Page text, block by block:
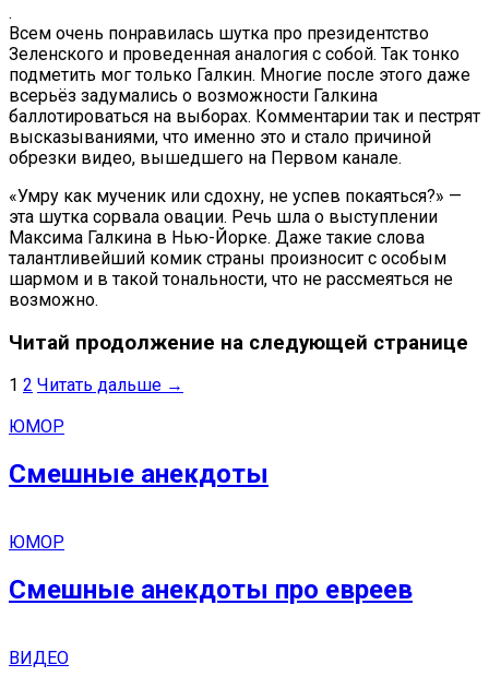
.
Всем очень понравилась шутка про президентство
Зеленского и проведенная аналогия с собой. Так тонко
подметить мог только Галкин. Многие после этого даже
всерьёз задумались о возможности Галкина
баллотироваться на выборах. Комментарии так и пестрят
высказываниями, что именно это и стало причиной
обрезки видео, вышедшего на Первом канале.
«Умру как мученик или сдохну, не успев покаяться?» —
эта шутка сорвала овации. Речь шла о выступлении
Максима Галкина в Нью-Йорке. Даже такие слова
талантливейший комик страны произносит с особым
шармом и в такой тональности, что не рассмеяться не
возможно.
Читай продолжение на следующей странице
1 2 Читать дальше →
ЮМОР
Смешные анекдоты
ЮМОР
Смешные анекдоты про евреев
ВИДЕО